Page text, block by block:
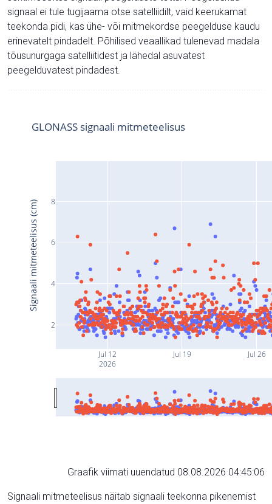
signaal ei tule tugijaama otse satelliidilt, vaid keerukamat
teekonda pidi, kas ühe- või mitmekordse peegelduse kaudu
erinevatelt pindadelt. Põhilised veaallikad tulenevad madala
tõusunurgaga satelliitidest ja lähedal asuvatest
peegelduvatest pindadest.
Jul 12
2026
Jul 19 Jul 26
2
4
6
8
GLONASS signaali mitmeteelisus
Signaali mitmeteelisus (cm)
Graafik viimati uuendatud 08.08.2026 04:45:06
Signaali mitmeteelisus näitab signaali teekonna pikenemist